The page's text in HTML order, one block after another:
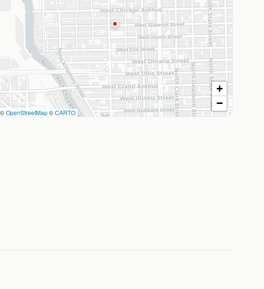
©OpenStreetMap©CARTO
+
−